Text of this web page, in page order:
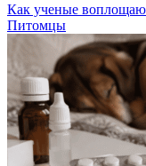
Как ученые
Питомцы